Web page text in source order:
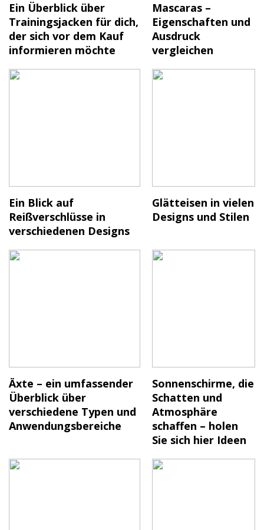
Ein Überblick über
Trainingsjacken für dich,
der sich vor dem Kauf
informieren möchte
Mascaras –
Eigenschaften und
Ausdruck
vergleichen
Ein Blick auf
Reißverschlüsse in
verschiedenen Designs
Glätteisen in vielen
Designs und Stilen
Äxte – ein umfassender
Überblick über
verschiedene Typen und
Anwendungsbereiche
Sonnenschirme, die
Schatten und
Atmosphäre
schaffen – holen
Sie sich hier Ideen